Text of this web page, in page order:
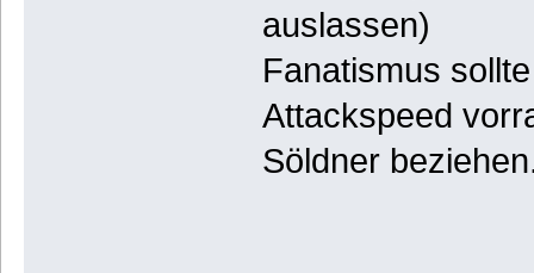
auslassen)
Fanatismus
Attackspeed
Söldner